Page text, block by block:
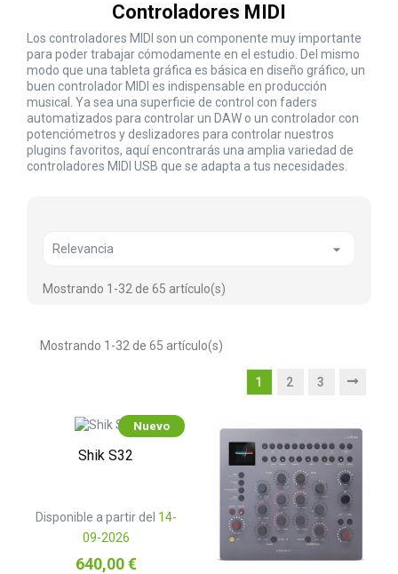
Controladores MIDI
Los controladores MIDI son un componente muy importante
para poder trabajar cómodamente en el estudio. Del mismo
modo que una tableta gráfica es básica en diseño gráfico, un
buen controlador MIDI es indispensable en producción
musical. Ya sea una superficie de control con faders
automatizados para controlar un DAW o un controlador con
potenciómetros y deslizadores para controlar nuestros
plugins favoritos, aquí encontrarás una amplia variedad de
controladores MIDI USB que se adapta a tus necesidades.
Relevancia 
Mostrando 1-32 de 65 artículo(s)
Mostrando 1-32 de 65 artículo(s)
1 2 3
Nuevo
Shik S32
Disponible a partir del 14-
09-2026
Precio
640,00 €